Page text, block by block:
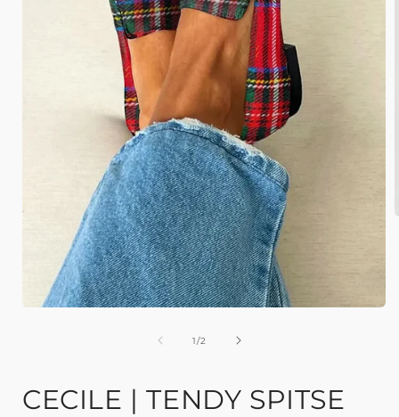
1/van
2
CECILE | TENDY SPITSE